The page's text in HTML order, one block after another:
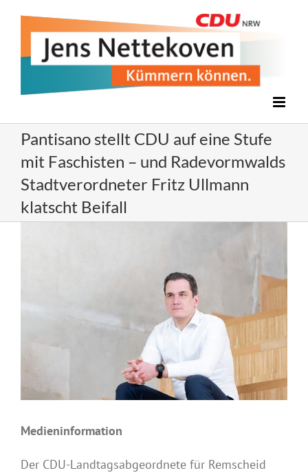
Pantisano stellt CDU auf eine Stufe
mit Faschisten – und Radevormwalds
Stadtverordneter Fritz Ullmann
klatscht Beifall
Medieninformation
Der CDU-Landtagsabgeordnete für Remscheid